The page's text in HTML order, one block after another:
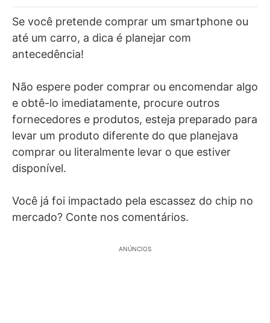
Se você pretende comprar um smartphone ou
até um carro, a dica é planejar com
antecedência!
Não espere poder comprar ou encomendar algo
e obtê-lo imediatamente, procure outros
fornecedores e produtos, esteja preparado para
levar um produto diferente do que planejava
comprar ou literalmente levar o que estiver
disponível.
Você já foi impactado pela escassez do chip no
mercado? Conte nos comentários.
ANÚNCIOS